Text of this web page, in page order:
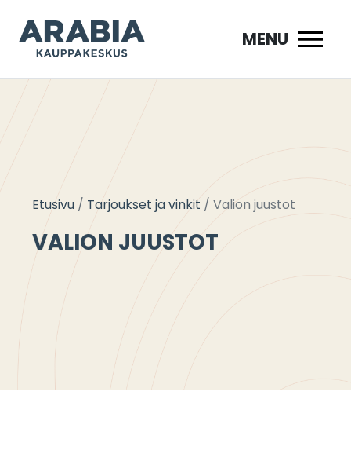
sisältöön
MENU
Etusivu Tarjoukset ja vinkit Valion juustot
VALION JUUSTOT